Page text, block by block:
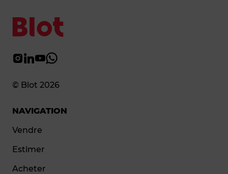
© Blot 2026
NAVIGATION
Vendre
Estimer
Acheter